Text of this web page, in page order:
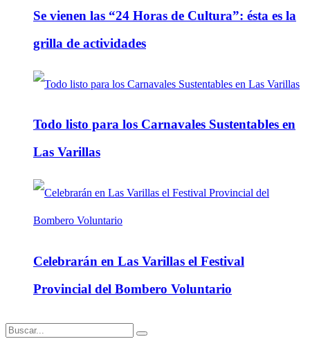
Se vienen las “24 Horas de Cultura”: ésta es la
grilla de actividades
Todo listo para los Carnavales Sustentables en
Las Varillas
Celebrarán en Las Varillas el Festival
Provincial del Bombero Voluntario